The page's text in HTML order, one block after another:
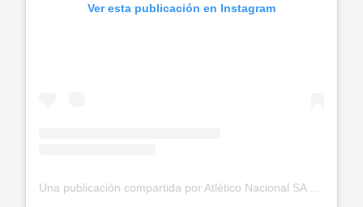
Ver esta publicación en Instagram
Una publicación compartida por Atlético Nacional SA (@nacionaloficial)